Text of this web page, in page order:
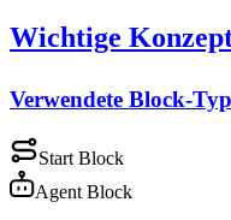
Wichtige
Verwendete Block-
Start Block
Agent Block